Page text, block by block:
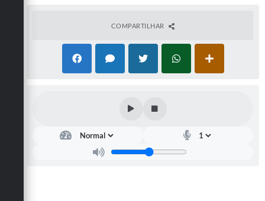
COMPARTILHAR